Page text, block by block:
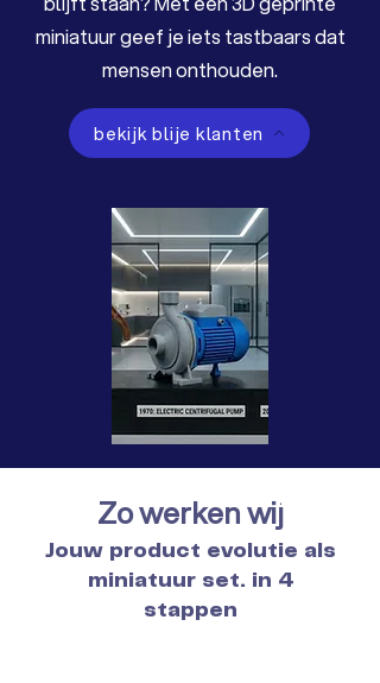
miniatuur geef je iets tastbaars dat
mensen onthouden.
bekijk blije klanten
Zo werken wij
Jouw product evolutie als
miniatuur set. in 4
stappen